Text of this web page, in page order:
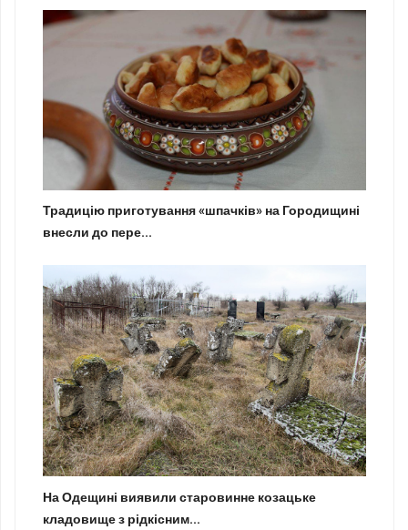
Традицію приготування «шпачків» на Городищині
внесли до пере...
На Одещині виявили старовинне козацьке
кладовище з рідкісним...